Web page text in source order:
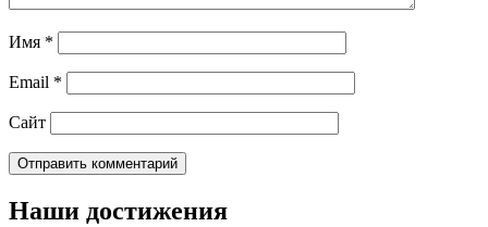
Имя *
Email *
Сайт
Наши достижения